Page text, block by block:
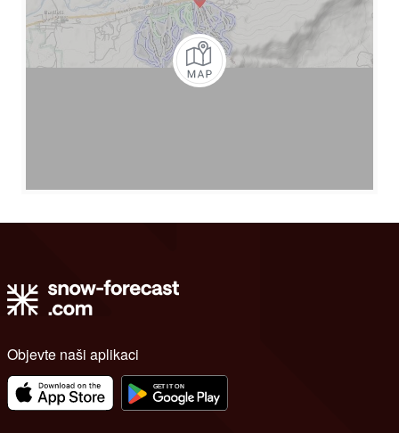
Objevte naši aplikaci